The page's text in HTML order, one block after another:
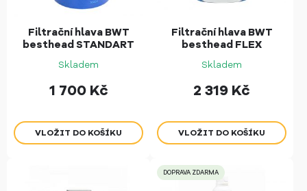
Filtrační hlava BWT
besthead STANDART
Skladem
1 700 Kč
Filtrační hlava BWT
besthead FLEX
Skladem
2 319 Kč
DOPRAVA ZDARMA